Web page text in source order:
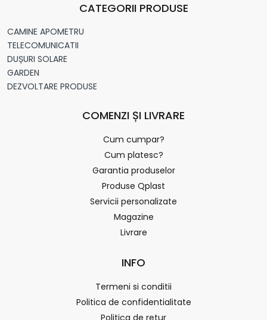
CATEGORII PRODUSE
CAMINE APOMETRU
TELECOMUNICATII
DUȘURI SOLARE
GARDEN
DEZVOLTARE PRODUSE
COMENZI ȘI LIVRARE
Cum cumpar?
Cum platesc?
Garantia produselor
Produse Qplast
Servicii personalizate
Magazine
Livrare
INFO
Termeni si conditii
Politica de confidentialitate